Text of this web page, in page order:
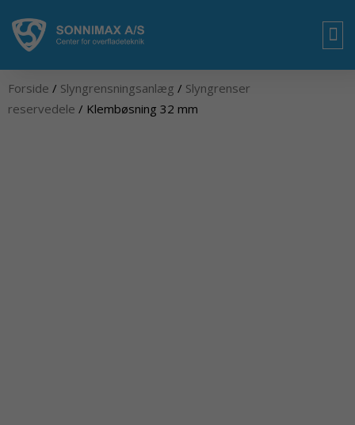
indholdet
Forside / Slyngrensningsanlæg / Slyngrenser
reservedele / Klembøsning 32 mm